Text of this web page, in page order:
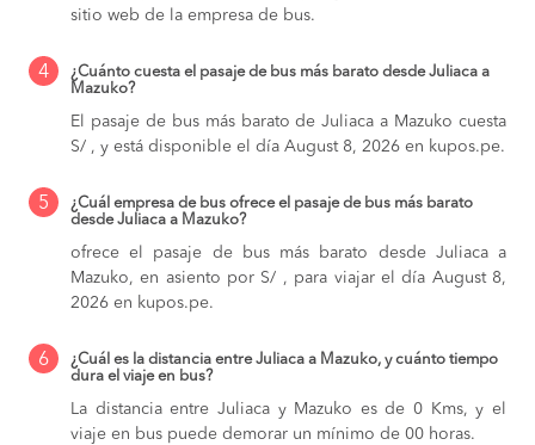
sitio web de la empresa de bus.
4
¿Cuánto cuesta el pasaje de bus más barato desde Juliaca a
Mazuko?
El pasaje de bus más barato de Juliaca a Mazuko cuesta
S/ , y está disponible el día August 8, 2026 en kupos.pe.
5
¿Cuál empresa de bus ofrece el pasaje de bus más barato
desde Juliaca a Mazuko?
ofrece el pasaje de bus más barato desde Juliaca a
Mazuko, en asiento por S/ , para viajar el día August 8,
2026 en kupos.pe.
6
¿Cuál es la distancia entre Juliaca a Mazuko, y cuánto tiempo
dura el viaje en bus?
La distancia entre Juliaca y Mazuko es de 0 Kms, y el
viaje en bus puede demorar un mínimo de 00 horas.